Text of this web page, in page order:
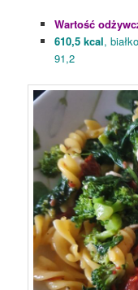
Wartość
610,5 kcal,
91,2